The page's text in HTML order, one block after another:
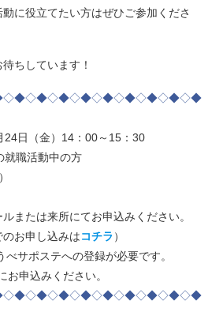
に役立てたい方はぜひご参加くださ
ちしています！
（金）14：00～15：30
職活動中の方
たは来所にてお申込みください。
し込みはコチラ）
ポステへの登録が必要です。
申込みください。